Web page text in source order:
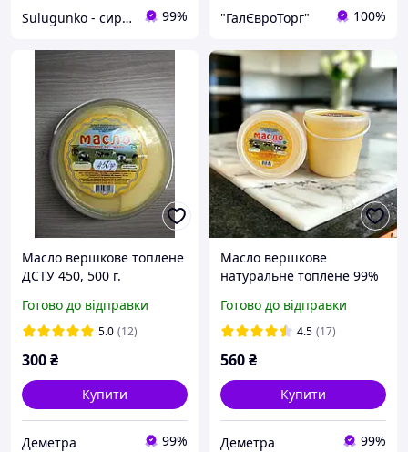
Sulugunko - сири та вершкове масло 99% "ГалЄвроТорг" 100%
Масло вершкове топлене
ДСТУ 450, 500 г.
Готово до відправки
5.0 (12)
300₴
Купити
Деметра 99%
Масло вершкове
натуральне топлене 99%
Готово до відправки
4.5 (17)
560₴
Купити
Деметра 99%